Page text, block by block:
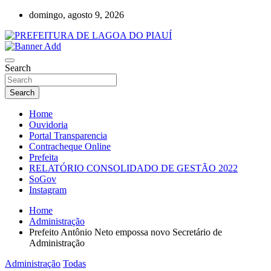
Skip
content
domingo, agosto 9, 2026
PREFEITURA DE LAGOA DO PIAUÍ
Search
Search
Home
Ouvidoria
Portal Transparencia
Contracheque Online
Prefeita
RELATÓRIO CONSOLIDADO DE GESTÃO 2022
SoGov
Instagram
Home
Administração
Prefeito Antônio Neto empossa novo Secretário de
Administração
Administração Todas